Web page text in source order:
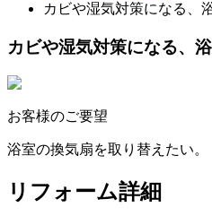
カビや湿気対策になる、
カビや湿気対策になる、
お客様のご要望
浴室の換気扇を取り替えたい。
リフォーム詳細